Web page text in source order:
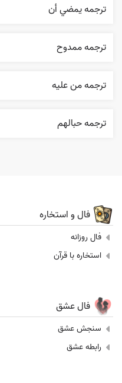
ترجمه يمضي أن
ترجمه ممدوح
ترجمه من عليه
ترجمه حبالهم
فال و استخاره
فال روزانه
استخاره با قرآن
فال عشق
سنجش عشق
رابطه عشق